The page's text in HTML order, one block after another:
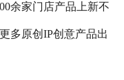
余家门店产品上新不
多原创IP创意产品出